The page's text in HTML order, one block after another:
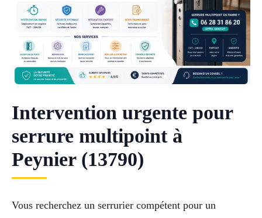
Intervention urgente pour
serrure multipoint à
Peynier (13790)
Vous recherchez un serrurier compétent pour un